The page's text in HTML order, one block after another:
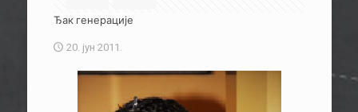
Ђак генерације
20. јун 2011.